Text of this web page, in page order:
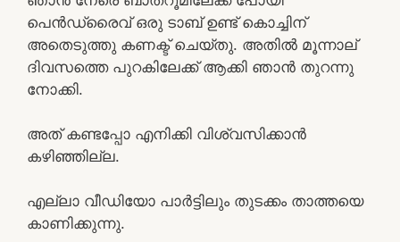
പെൻഡ്രൈവ് ഒരു ടാബ് ഉണ്ട് കൊച്ചിന്
അതെടുത്തു കണക്ട് ചെയ്തു. അതിൽ മൂന്നാല്
ദിവസത്തെ പുറകിലേക്ക് ആക്കി ഞാൻ തുറന്നു
നോക്കി.
അത് കണ്ടപ്പോ എനിക്കി വിശ്വസിക്കാൻ
കഴിഞ്ഞില്ല.
എല്ലാ വീഡിയോ പാർട്ടിലും തുടക്കം താത്തയെ
കാണിക്കുന്നു.